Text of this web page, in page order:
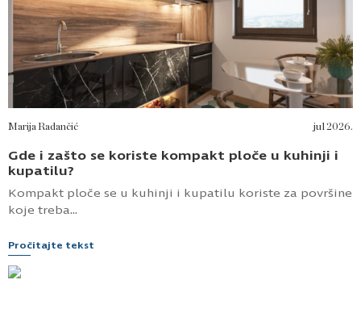
Marija Radančić jul 2026.
Gde i zašto se koriste kompakt ploče u kuhinji i
kupatilu?
Kompakt ploče se u kuhinji i kupatilu koriste za površine
koje treba...
Pročitajte tekst